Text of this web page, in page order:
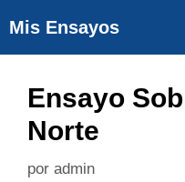
al
contenido
Mis Ensayos
Ensayo
Norte
por admin